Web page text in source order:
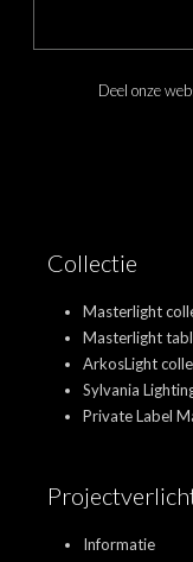
Deel onze
Collectie
Masterlight
Masterlight
ArkosLight
Sylvania
Private Label
Informatie